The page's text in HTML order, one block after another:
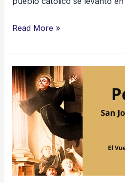
Read More »
San
José
de
Cupertino